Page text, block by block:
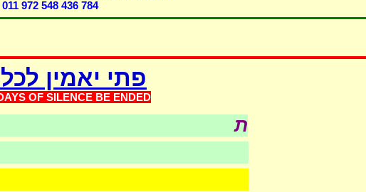
011 972 548 436 784
פתי יאמין
OF SILENCE BE ENDED
כל עניני כשרות